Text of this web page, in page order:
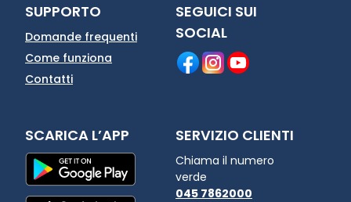
SUPPORTO
Domande frequenti
Come funziona
Contatti
SEGUICI SUI
SOCIAL
SCARICA L’APP SERVIZIO CLIENTI
Chiama il numero
verde
045 7862000